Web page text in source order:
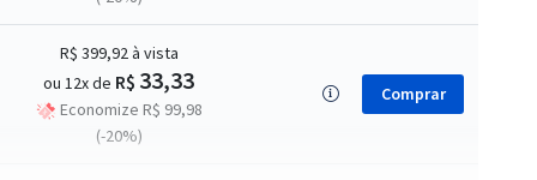
R$ 399,92à vista
ou 12x de R$ 33,33
Economize R$ 99,98
(-20%)
Comprar